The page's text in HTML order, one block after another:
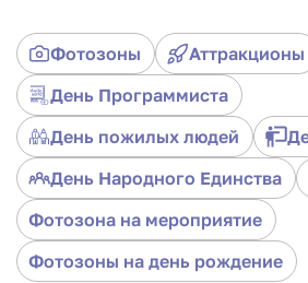
исключительно в
нами был сформирован
интерпретации результатов
лёгком приятном ключе,
любого гостя ивент-события.
Практика показывает, что даже
настроенные мужчины, получив
удивлённо делятся
Женщины в ста процентах
восторге! Все получают яркие
впечатления и брендированное
Фотозоны
Аттракционы
День Программиста
День пожилых людей
День Народного Единства
Фотозона на мероприятие
Фотозоны на день рождение